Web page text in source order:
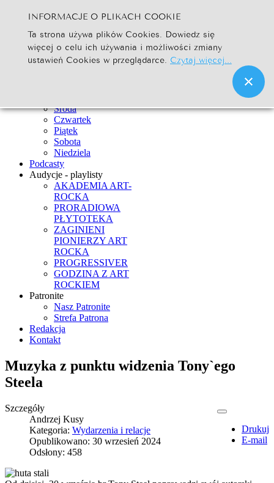
Szukaj... Go
Strona Główna
Newsy
Środa
Czwartek
Piątek
Sobota
Niedziela
Podcasty
Audycje - playlisty
AKADEMIA ART-
ROCKA
PRORADIOWA
PŁYTOTEKA
ZAGINIENI
PIONIERZY ART
ROCKA
PROGRESSIVER
GODZINA Z ART
ROCKIEM
Patronite
Nasz Patronite
Strefa Patrona
Redakcja
Kontakt
Muzyka z punktu widzenia Tony`ego
Steela
Drukuj
E-mail
Szczegóły
Andrzej Kusy
Kategoria: Wydarzenia i relacje
Opublikowano: 30 wrzesień 2024
Odsłony: 458
INFORMACJE O PLIKACH COOKIE
Ta strona używa plików Cookies. Dowiedz się
więcej o celu ich używania i możliwości zmiany
ustawień Cookies w przeglądarce. Czytaj więcej...